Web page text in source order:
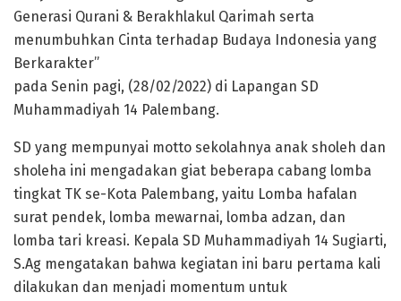
Generasi Qurani & Berakhlakul Qarimah serta
menumbuhkan Cinta terhadap Budaya Indonesia yang
Berkarakter”
pada Senin pagi, (28/02/2022) di Lapangan SD
Muhammadiyah 14 Palembang.
SD yang mempunyai motto sekolahnya anak sholeh dan
sholeha ini mengadakan giat beberapa cabang lomba
tingkat TK se-Kota Palembang, yaitu Lomba hafalan
surat pendek, lomba mewarnai, lomba adzan, dan
lomba tari kreasi. Kepala SD Muhammadiyah 14 Sugiarti,
S.Ag mengatakan bahwa kegiatan ini baru pertama kali
dilakukan dan menjadi momentum untuk